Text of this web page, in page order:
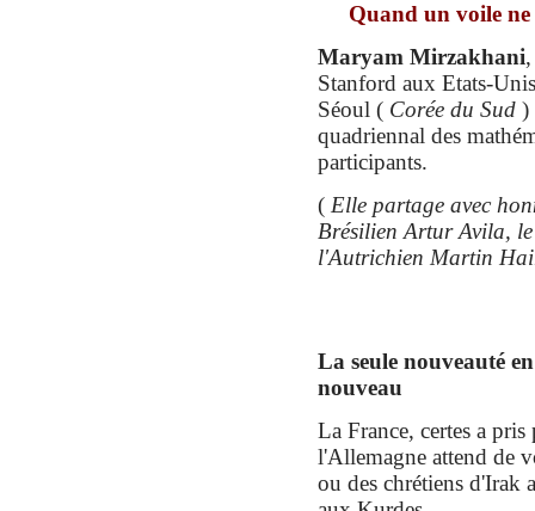
Quand un voile
Maryam Mirzakhani
Stanford aux Etats-
Séoul ( Corée du Sud )
quadriennal des
participants.
( Elle partage avec
Brésilien Artur Avila,
l'Autrichien Martin
La seule nouveauté
nouveau
La France, certes a
l'Allemagne attend de
ou des chrétiens d'Irak